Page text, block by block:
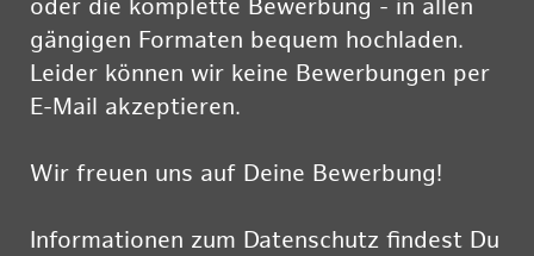
oder die komplette Bewerbung - in allen
gängigen Formaten bequem hochladen.
Leider können wir keine Bewerbungen per
E-Mail akzeptieren.
Wir freuen uns auf Deine Bewerbung!
Informationen zum Datenschutz findest Du